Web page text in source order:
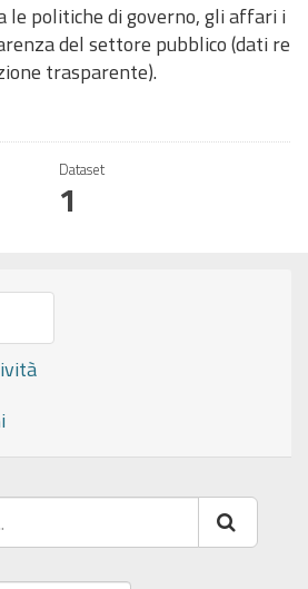
le politiche di governo, gli affari i
del settore pubblico (dati re
trasparente).
Dataset
1